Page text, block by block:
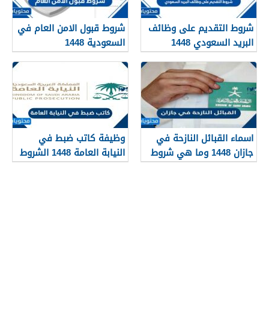
شروط التقديم على وظائف
البريد السعودي 1448
شروط قبول الامن العام في
السعودية 1448
اسماء القبائل النازحة في
جازان 1448 وما هي شروط
تجنيسها
وظيفة كاتب ضبط في
النيابة العامة 1448 الشروط
وطريقة التقديم